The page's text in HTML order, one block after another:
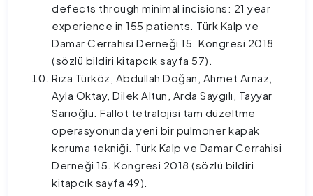
defects through minimal incisions: 21 year
experience in 155 patients. Türk Kalp ve
Damar Cerrahisi Derneği 15. Kongresi 2018
(sözlü bildiri kitapcık sayfa 57).
Rıza Türköz, Abdullah Doğan, Ahmet Arnaz,
Ayla Oktay, Dilek Altun, Arda Saygılı, Tayyar
Sarıoğlu. Fallot tetralojisi tam düzeltme
operasyonunda yeni bir pulmoner kapak
koruma tekniği. Türk Kalp ve Damar Cerrahisi
Derneği 15. Kongresi 2018 (sözlü bildiri
kitapcık sayfa 49).